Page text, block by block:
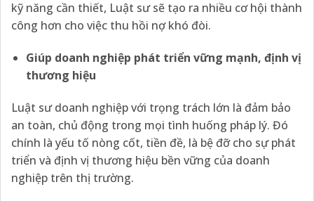
kỹ năng cần thiết, Luật sư sẽ tạo ra nhiều cơ hội thành
công hơn cho việc thu hồi nợ khó đòi.
Giúp doanh nghiệp phát triển vững mạnh, định vị
thương hiệu
Luật sư doanh nghiệp với trọng trách lớn là đảm bảo
an toàn, chủ động trong mọi tình huống pháp lý. Đó
chính là yếu tố nòng cốt, tiền đề, là bệ đỡ cho sự phát
triển và định vị thương hiệu bền vững của doanh
nghiệp trên thị trường.